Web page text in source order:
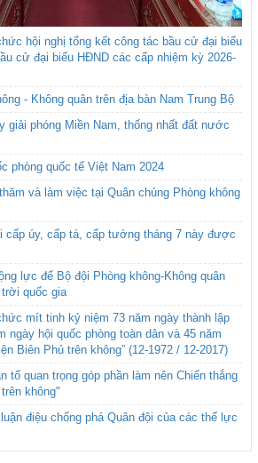
hội nghị tổng kết công tác bầu cử đại biểu
cử đại biểu HĐND các cấp nhiệm kỳ 2026-
- Không quân trên địa bàn Nam Trung Bộ
giải phóng Miền Nam, thống nhất đất nước
phòng quốc tế Việt Nam 2024
và làm việc tại Quân chủng Phòng không
cấp úy, cấp tá, cấp tướng tháng 7 này được
lực để Bộ đội Phòng không-Không quân
quốc gia
mít tinh kỷ niệm 73 năm ngày thành lập
ngày hội quốc phòng toàn dân và 45 năm
Biên Phủ trên không” (12-1972 / 12-2017)
tố quan trọng góp phần làm nên Chiến thắng
không"
điệu chống phá Quân đội của các thế lực